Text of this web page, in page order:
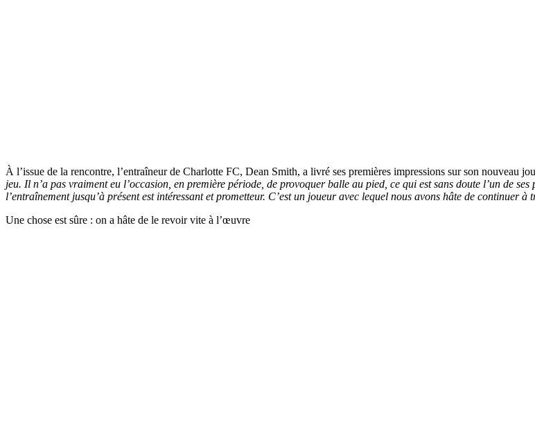
À l’issue de la rencontre, l’entraîneur de Charlotte FC, Dean Smith, a livré ses premières impressions sur son nouveau
jeu. Il n’a pas vraiment eu l’occasion, en première période, de provoquer balle au pied, ce qui est sans doute l’un de
l’entraînement jusqu’à présent est intéressant et prometteur. C’est un joueur avec lequel nous avons hâte de continuer à
Une chose est sûre : on a hâte de le revoir vite à l’œuvre